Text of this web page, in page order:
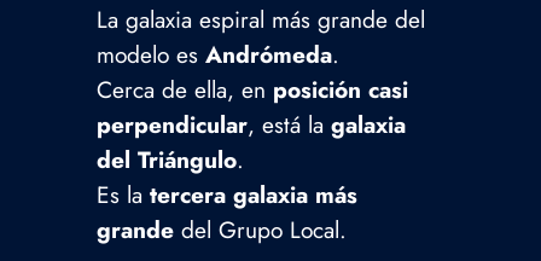
La galaxia espiral más grande del
modelo es Andrómeda.
Cerca de ella, en posición casi
perpendicular, está la galaxia
del Triángulo.
Es la tercera galaxia más
grandedel Grupo Local.